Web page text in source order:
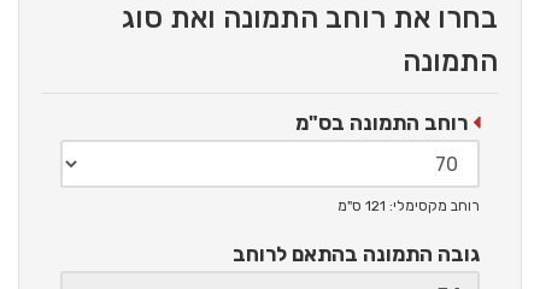
בחרו את רוחב התמונה ואת סוג
התמונה
רוחב התמונה בס"מ
רוחב מקסימלי: 121 ס"מ
גובה התמונה בהתאם לרוחב